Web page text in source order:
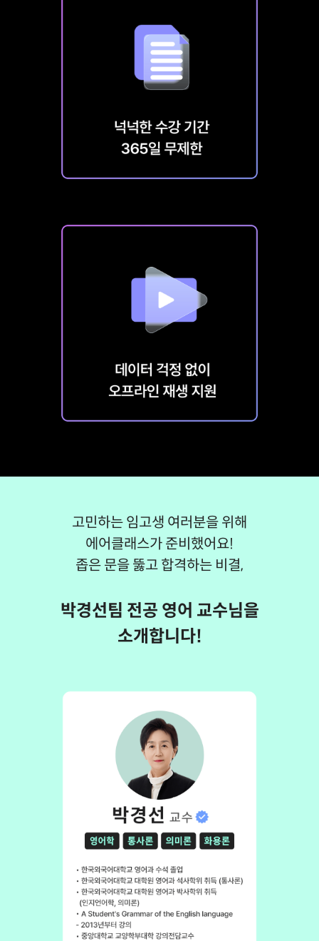
고민하는 임고생 여러분을 위해
에어클래스가 준비했어요!
좁은 문을 뚫고 합격하는 비결,
박경선팀 전공 영어 교수님을
소개합니다!